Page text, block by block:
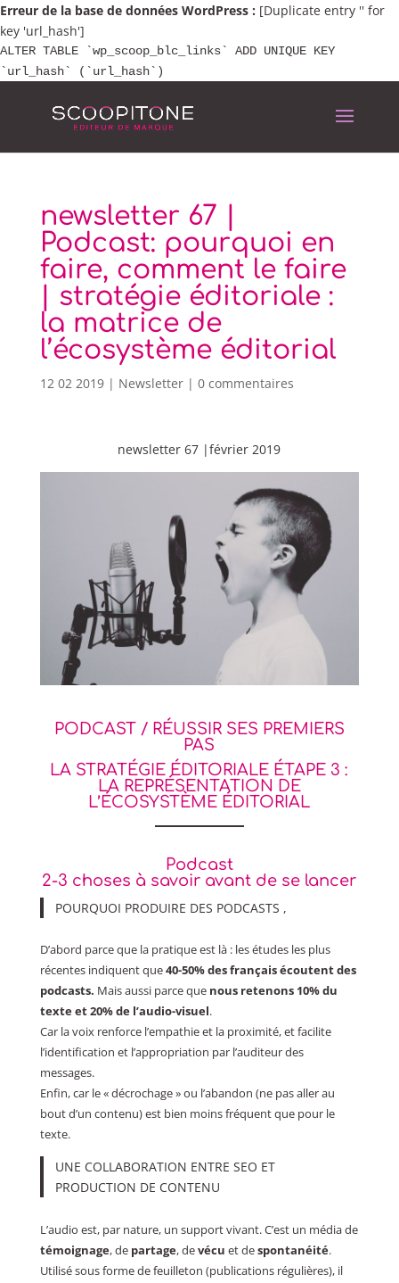
Erreur de la base de données WordPress : [Duplicate entry '' for
key 'url_hash']
ALTER TABLE `wp_scoop_blc_links` ADD UNIQUE KEY
`url_hash` (`url_hash`)
newsletter 67 |
Podcast: pourquoi en
faire, comment le faire
| stratégie éditoriale :
la matrice de
l’écosystème éditorial
12 02 2019| Newsletter| 0 commentaires
newsletter 67 |février 2019
PODCAST / RÉUSSIR SES PREMIERS
PAS
LA STRATÉGIE ÉDITORIALE ÉTAPE 3 :
LA REPRÉSENTATION DE
L’ÉCOSYSTÈME ÉDITORIAL
Podcast
2-3 choses à savoir avant de se lancer
POURQUOI PRODUIRE DES PODCASTS ,
D’abord parce que la pratique est là : les études les plus
récentes indiquent que40-50% des français écoutent des
podcasts. Mais aussi parce que nous retenons 10% du
texte et 20% de l’audio-visuel.
Car la voix renforce l’empathie et la proximité, et facilite
l’identification et l’appropriation par l’auditeur des
messages.
Enfin, car le « décrochage » ou l’abandon (ne pas aller au
bout d’un contenu) est bien moins fréquent que pour le
texte.
UNE COLLABORATION ENTRE SEO ET
PRODUCTION DE CONTENU
L’audio est, par nature, un support vivant. C’est un média de
témoignage, departage, devécu et despontanéité.
Utilisé sous forme de feuilleton (publications régulières), il